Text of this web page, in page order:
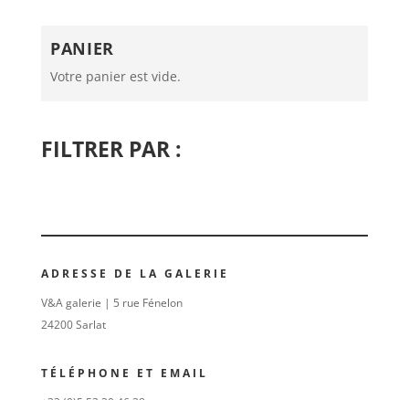
PANIER
Votre panier est vide.
FILTRER PAR :
ADRESSE DE LA GALERIE
V&A galerie | 5 rue Fénelon
24200 Sarlat
TÉLÉPHONE ET EMAIL